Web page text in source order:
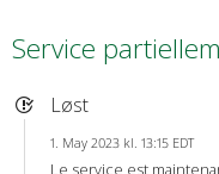
Service
Løst
1. May 2023 kl. 13:15 EDT
Le service est